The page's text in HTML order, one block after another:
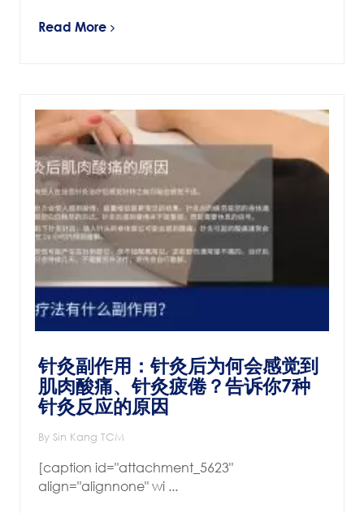
Read More
针灸副作用：针灸后为何会感觉到
肌肉酸痛、针灸疲倦？告诉你7种
针灸反应的原因
By Sin Kang TCM
[caption id="attachment_5623"
align="alignnone" wi ...